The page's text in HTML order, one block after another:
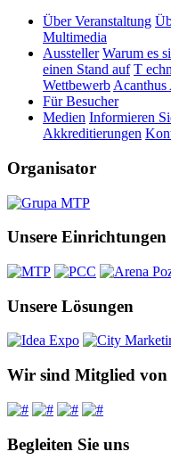
Über Veranstaltung
Multimedia
Aussteller Warum es
einen Stand auf T
Wettbewerb Acanthus
Für Besucher
Medien Informieren
Akkreditierungen
Organisator
Unsere Einrichtungen
Unsere Lösungen
Wir sind Mitglied von
Begleiten Sie uns